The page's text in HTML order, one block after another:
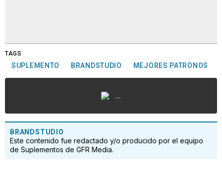
TAGS
SUPLEMENTO BRANDSTUDIO MEJORES PATRONOS
...
BRANDSTUDIO
Este contenido fue redactado y/o producido por el equipo
de Suplementos de GFR Media.